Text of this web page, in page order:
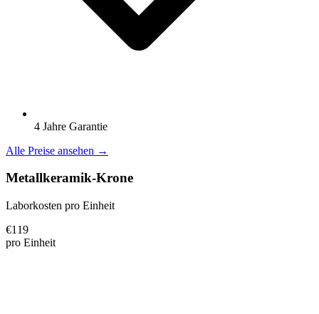
4 Jahre Garantie
Alle Preise ansehen →
Metallkeramik-Krone
Laborkosten pro Einheit
€119
pro Einheit